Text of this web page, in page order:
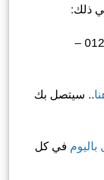
ذلك:
اتصل بأرقام الآتية: 01287223589 –
.. سيتصل بك
في كل